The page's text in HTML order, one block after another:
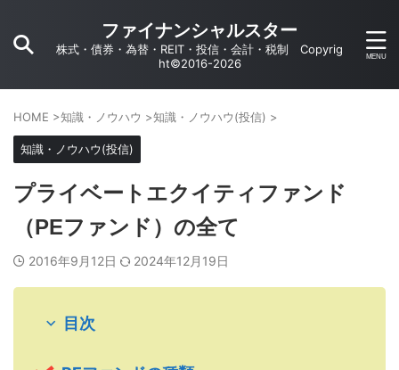
ファイナンシャルスター
株式・債券・為替・REIT・投信・会計・税制 Copyrig
ht©2016-2026
HOME >知識・ノウハウ >知識・ノウハウ(投信) >
知識・ノウハウ(投信)
プライベートエクイティファンド
（PEファンド）の全て
2016年9月12日 2024年12月19日
目次